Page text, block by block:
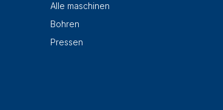
Alle maschinen
Bohren
Pressen